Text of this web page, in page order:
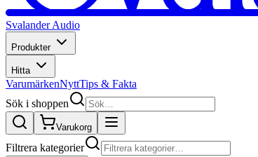
Svalander Audio
Produkter
Hitta
VarumärkenNyttTips & Fakta
Sök i shoppen
Varukorg
Filtrera kategorier